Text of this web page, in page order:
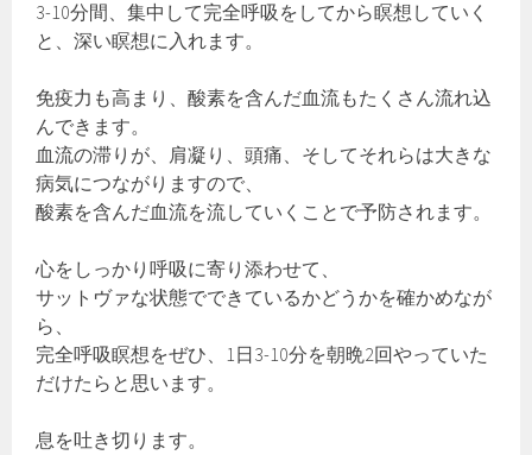
3-10分間、集中して完全呼吸をしてから瞑想していく
と、深い瞑想に入れます。
免疫力も高まり、酸素を含んだ血流もたくさん流れ込
んできます。
血流の滞りが、肩凝り、頭痛、そしてそれらは大きな
病気につながりますので、
酸素を含んだ血流を流していくことで予防されます。
心をしっかり呼吸に寄り添わせて、
サットヴァな状態でできているかどうかを確かめなが
ら、
完全呼吸瞑想をぜひ、1日3-10分を朝晩2回やっていた
だけたらと思います。
息を吐き切ります。